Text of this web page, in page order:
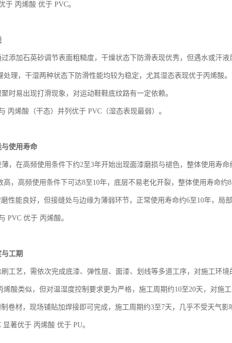
于 丙烯酸 优于 PVC。
添加石英砂调节表面粗糙度，干燥状态下防滑表现优秀，但遇水或汗液
处理，干湿两种状态下防滑性能均较为稳定，尤其湿态表现优于丙烯酸
时易出现打滑现象，对运动鞋鞋底纹路有一定依赖。
丙烯酸（干态）并列优于 PVC（湿态表现最弱）。
与使用寿命
，在高频使用条件下约2至3年开始出现面漆磨损与褪色，整体使用寿命
高，高频使用条件下可达8至10年，底层不易老化开裂，整体使用寿命约8
性能良好，但接缝处与边缘为薄弱环节，正常使用寿命约6至10年，局
PVC 优于 丙烯酸。
工期
工艺，需依次完成底漆、弹性层、面漆、划线等多道工序，对施工环
烯酸类似，但对温湿度控制要求更为严格，施工周期约10至20天，对施
卷材，现场铺贴加焊接即可完成，施工周期约3至7天，几乎不受天气影
显著优于 丙烯酸 优于 PU。